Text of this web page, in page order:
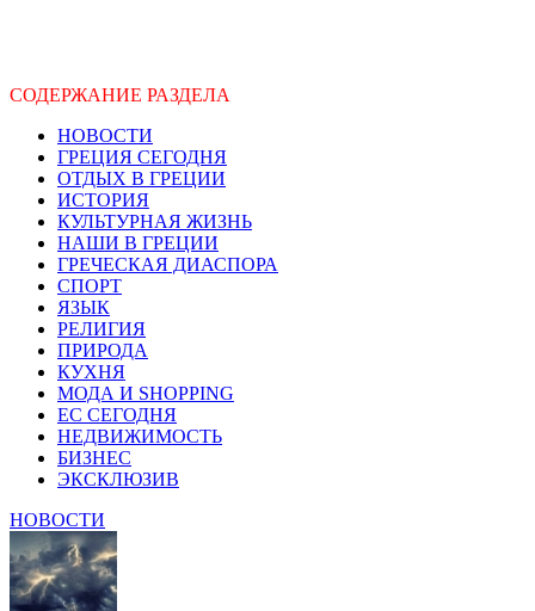
СОДЕРЖАНИЕ РАЗДЕЛА
НОВОСТИ
ГРЕЦИЯ СЕГОДНЯ
ОТДЫХ В ГРЕЦИИ
ИСТОРИЯ
КУЛЬТУРНАЯ ЖИЗНЬ
НАШИ В ГРЕЦИИ
ГРЕЧЕСКАЯ ДИАСПОРА
СПОРТ
ЯЗЫК
РЕЛИГИЯ
ПРИРОДА
КУХНЯ
МОДА И SHOPPING
ЕС СЕГОДНЯ
НЕДВИЖИМОСТЬ
БИЗНЕС
ЭКСКЛЮЗИВ
НОВОСТИ